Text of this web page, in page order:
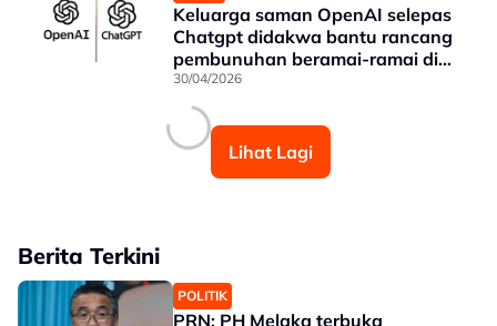
Keluarga saman OpenAI selepas
Chatgpt didakwa bantu rancang
pembunuhan beramai-ramai di
sekolah Kanada
30/04/2026
Lihat Lagi
Berita Terkini
POLITIK
PRN: PH Melaka terbuka